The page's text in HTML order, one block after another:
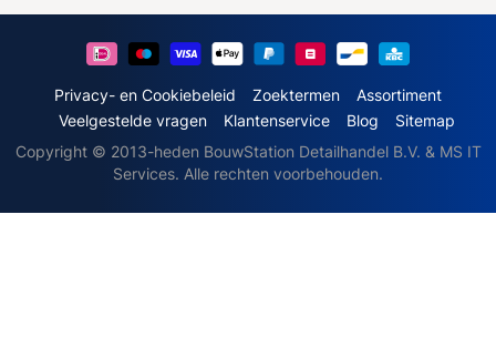
e
o
z
Privacy- en Cookiebeleid Zoektermen
Assortiment
Veelgestelde vragen
Klantenservice Blog
Sitemap
Copyright © 2013-heden BouwStation Detailhandel B.V. & MS IT
Services. Alle rechten voorbehouden.